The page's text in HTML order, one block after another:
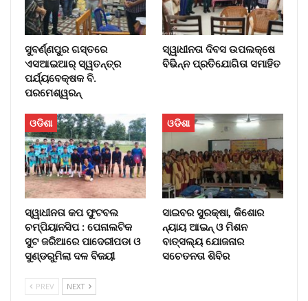
ସୁବର୍ଣ୍ଣପୁର ଗସ୍ତରେ
ଏସଆଇଆର୍ ସ୍ୱତନ୍ତ୍ର
ପର୍ଯ୍ୟବେକ୍ଷକ ବି.
ପରମେଶ୍ୱରନ୍
ସ୍ୱାଧୀନତା ଦିବସ ଉପଲକ୍ଷେ
ବିଭିନ୍ନ ପ୍ରତିଯୋଗିତା ସମାହିତ
ଓଡିଶା
ସ୍ୱାଧୀନତା କପ ଫୁଟବଲ
ଚମ୍ପିୟାନସିପ : ପେନାଲଟିକ
ସୁଟ ଜରିଆରେ ପାଦେରୀପଡା ଓ
ସୁଣ୍ଡରୁମିଲା ଦଳ ବିଜୟୀ
ଓଡିଶା
ସାଇବର ସୁରକ୍ଷା, କିଶୋର
ନ୍ୟାୟ ଆଇନ୍ ଓ ମିଶନ
ବାତ୍ସଲ୍ୟ ଯୋଜନାର
ସଚେତନତା ଶିବିର
PREV NEXT